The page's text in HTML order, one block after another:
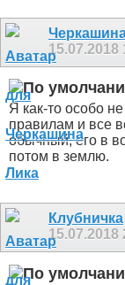
15.07.2018
Я как-то особо
правилам и все
обычный, его в
потом в землю.
Клубничка
15.07.2018